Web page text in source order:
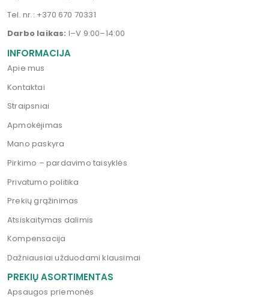
Tel. nr.: +370 670 70331
Darbo laikas: I–V 9:00–14:00
INFORMACIJA
Apie mus
Kontaktai
Straipsniai
Apmokėjimas
Mano paskyra
Pirkimo – pardavimo taisyklės
Privatumo politika
Prekių grąžinimas
Atsiskaitymas dalimis
Kompensacija
Dažniausiai užduodami klausimai
PREKIŲ ASORTIMENTAS
Apsaugos priemonės